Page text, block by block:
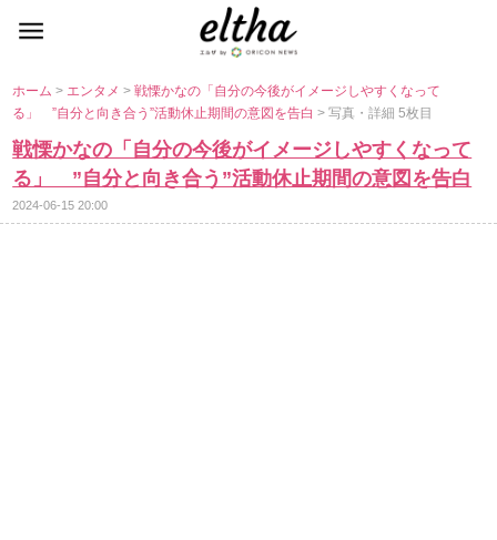
ホーム> エンタメ>戦慄かなの「自分の今後がイメージしやすくなって
る」 ”自分と向き合う”活動休止期間の意図を告白> 写真・詳細 5枚目
戦慄かなの「自分の今後がイメージしやすくなって
る」 ”自分と向き合う”活動休止期間の意図を告白
2024-06-15 20:00